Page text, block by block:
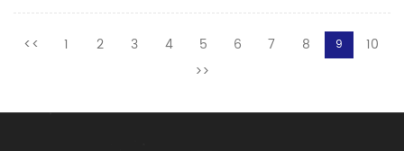
<< 1 2 3 4 5 6 7 8 9
10
>>